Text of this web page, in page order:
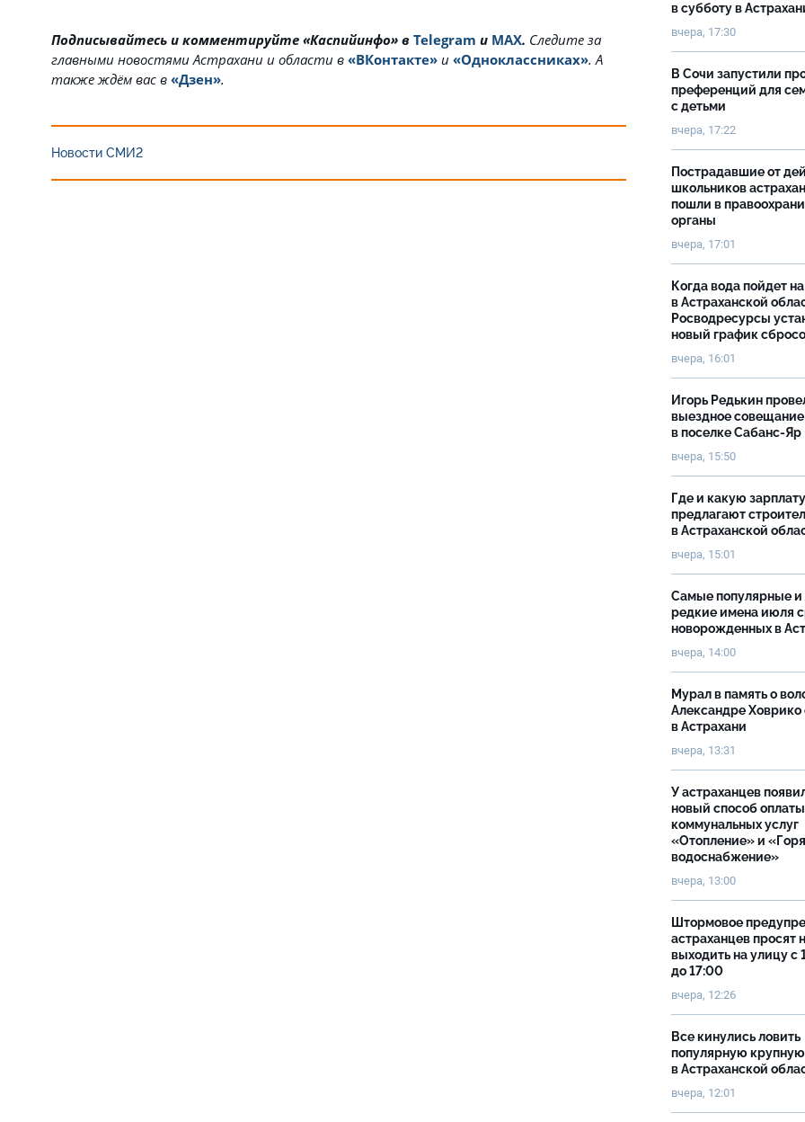
Подписывайтесь и комментируйте «Каспийинфо» в Telegram и MAX. Cледите за
главными новостями Астрахани и области в «ВКонтакте» и «Одноклассниках». А
также ждём вас в «Дзен».
Новости СМИ2
в субботу в
вчера, 17:30
В Сочи запустили
преференций для
с детьми
вчера, 17:22
Пострадавшие от
школьников
пошли в
органы
вчера, 17:01
Когда вода пойдет
в Астраханской
Росводресурсы
новый график
вчера, 16:01
Игорь Редькин
выездное совещание
в поселке Сабанс-Яр
вчера, 15:50
Где и какую зарплату
предлагают
в Астраханской
вчера, 15:01
Самые популярные
редкие имена июля
новорожденных в
вчера, 14:00
Мурал в память о
Александре Ховрико
в Астрахани
вчера, 13:31
У астраханцев
новый способ оплаты
коммунальных услуг
«Отопление» и
водоснабжение»
вчера, 13:00
Штормовое
астраханцев просят
выходить на улицу с
до 17:00
вчера, 12:26
Все кинулись ловить
популярную
в Астраханской
вчера, 12:01